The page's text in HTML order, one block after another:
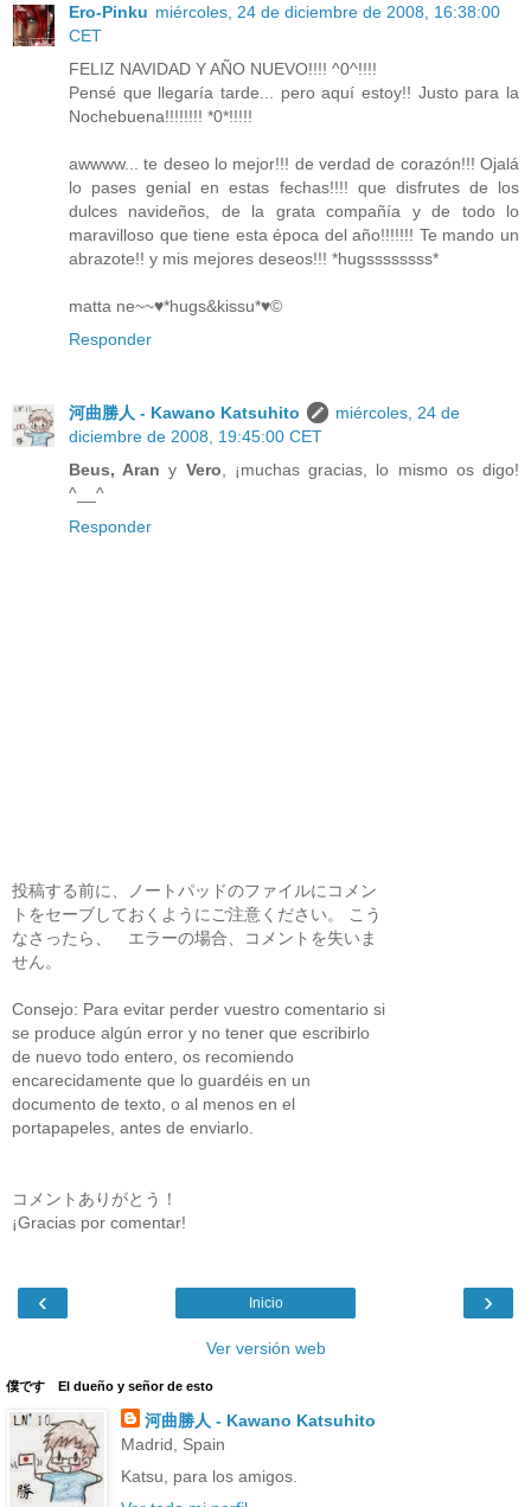
Ero-Pinku miércoles, 24 de diciembre de 2008, 16:38:00
CET
FELIZ NAVIDAD Y AÑO NUEVO!!!! ^0^!!!!
Pensé que llegaría tarde... pero aquí estoy!! Justo para la
Nochebuena!!!!!!!! *0*!!!!!
awwww... te deseo lo mejor!!! de verdad de corazón!!! Ojalá
lo pases genial en estas fechas!!!! que disfrutes de los
dulces navideños, de la grata compañía y de todo lo
maravilloso que tiene esta época del año!!!!!!! Te mando un
abrazote!! y mis mejores deseos!!! *hugssssssss*
matta ne~~♥*hugs&kissu*♥©
Responder
河曲勝人 - Kawano Katsuhito
miércoles, 24 de
diciembre de 2008, 19:45:00 CET
Beus, Aran y Vero , ¡muchas gracias, lo mismo os digo!
^__^
Responder
投稿する前に、ノートパッドのファイルにコメン
トをセーブしておくようにご注意ください。 こう
なさったら、 エラーの場合、コメントを失いま
せん。
Consejo: Para evitar perder vuestro comentario si
se produce algún error y no tener que escribirlo
de nuevo todo entero, os recomiendo
encarecidamente que lo guardéis en un
documento de texto, o al menos en el
portapapeles, antes de enviarlo.
コメントありがとう！
¡Gracias por comentar!
‹ ›
Inicio
Ver versión web
僕です El dueño y señor de esto
河曲勝人 - Kawano Katsuhito
Madrid, Spain
Katsu, para los amigos.